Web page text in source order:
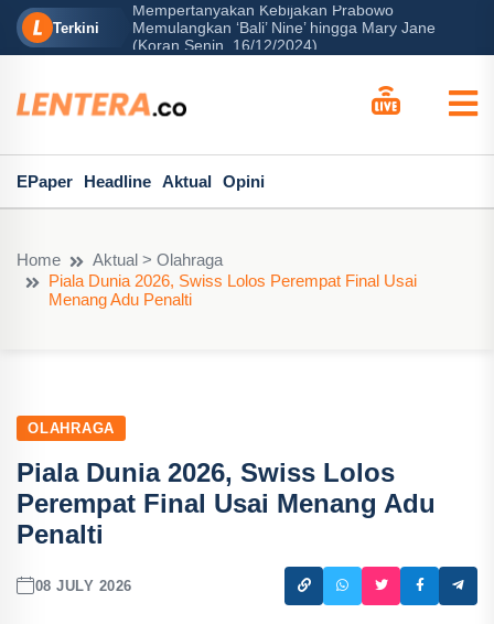
Terkini
Mempertanyakan Kebijakan Prabowo
Memulangkan ‘Bali’ Nine’ hingga Mary Jane
(Koran Senin, 16/12/2024)
EPaper Headline Aktual Opini
Home
Aktual > Olahraga
Piala Dunia 2026, Swiss Lolos Perempat Final Usai
Menang Adu Penalti
OLAHRAGA
Piala Dunia 2026, Swiss Lolos
Perempat Final Usai Menang Adu
Penalti
08 JULY 2026